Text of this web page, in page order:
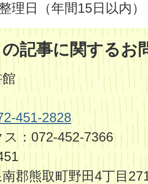
理日（年間15日以内）
記事に関するお
451-2828
：072-452-7366
郡熊取町野田4丁目